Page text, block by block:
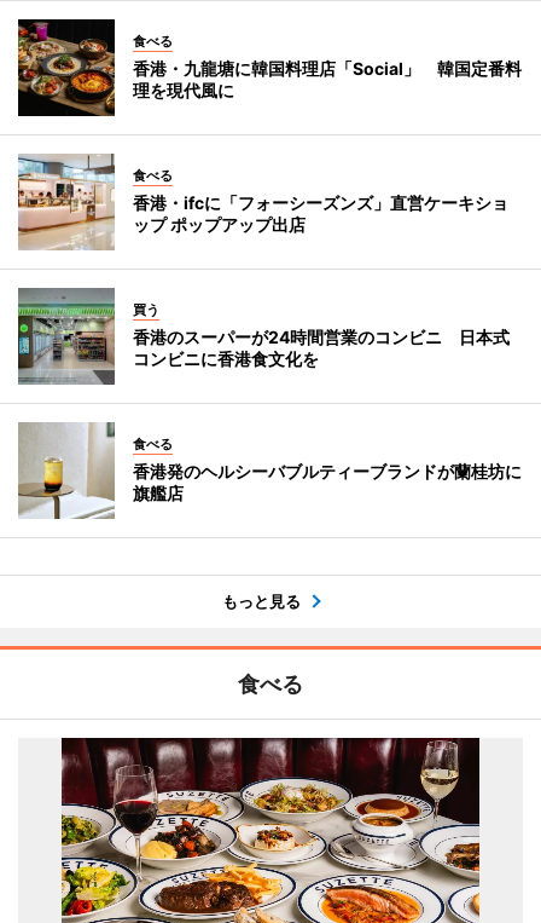
食べる
香港・九龍塘に韓国料理店「Social」 韓国定番料
理を現代風に
食べる
香港・ifcに「フォーシーズンズ」直営ケーキショ
ップ ポップアップ出店
買う
香港のスーパーが24時間営業のコンビニ 日本式
コンビニに香港食文化を
食べる
香港発のヘルシーバブルティーブランドが蘭桂坊に
旗艦店
もっと見る
食べる